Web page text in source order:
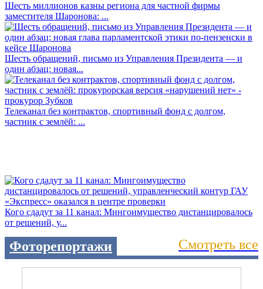
Шесть миллионов казны региона для частной фирмы
заместителя Шаронова: ...
Шесть обращений, письмо из Управления Президента — и
один абзац: новая...
Телеканал без контрактов, спортивный фонд с долгом,
частник с землёй: ...
Кого сдадут за 11 канал: Мингоимущество дистанцировалось
от решений, у...
Фоторепортажи Смотреть все